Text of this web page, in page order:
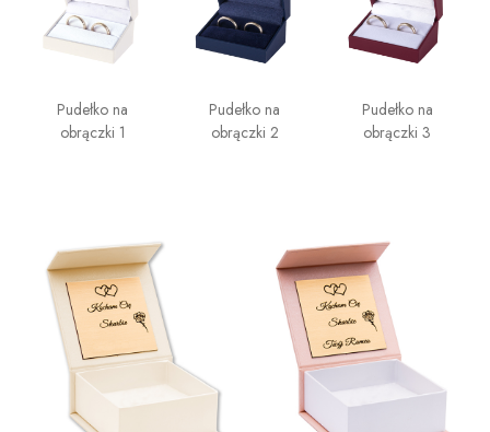
Pudełko na
obrączki 1
Pudełko na
obrączki 2
Pudełko na
obrączki 3